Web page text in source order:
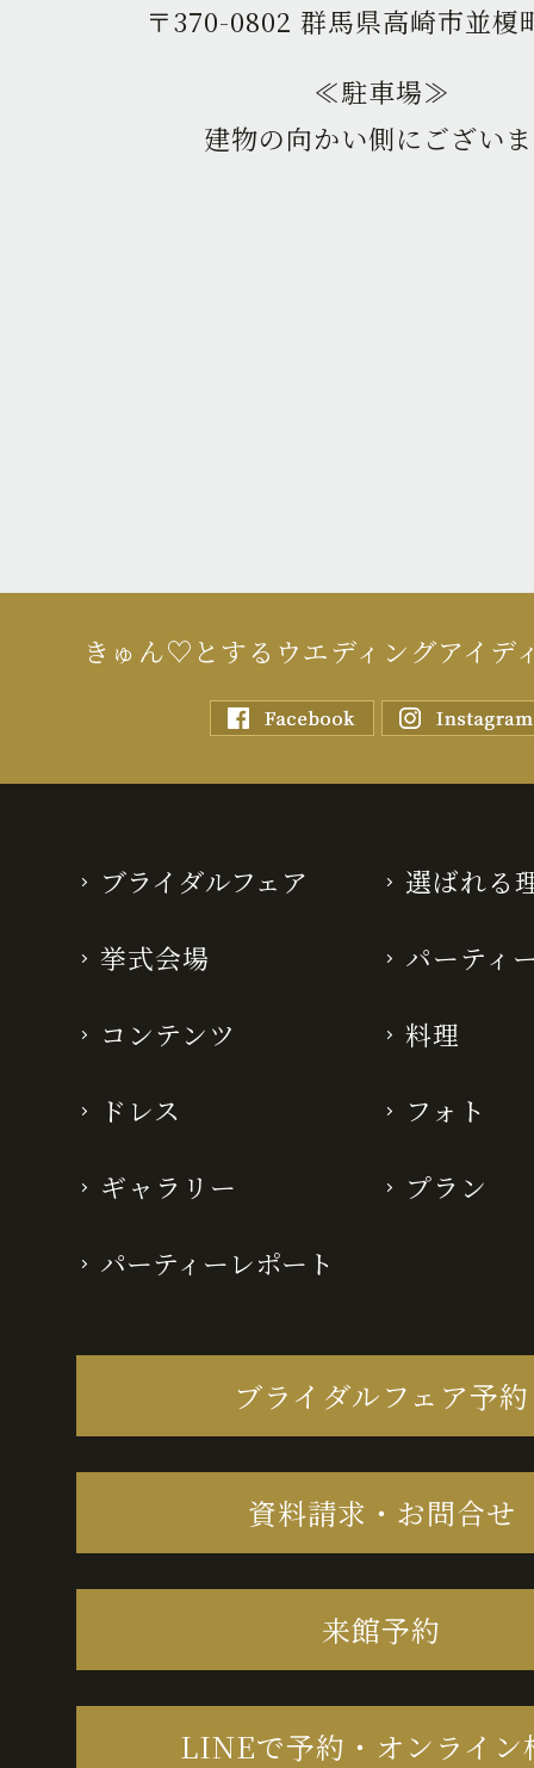
〒370-0802 群馬県高崎市並榎
≪駐車場≫
建物の向かい側にござい
きゅん♡とするウエディングアイデ
ブライダルフェア 選ばれる
挙式会場 パーティ
コンテンツ 料理
ドレス フォト
ギャラリー プラン
パーティーレポート
ブライダルフェア予約
資料請求・お問合せ
来館予約
LINEで予約・オンライン